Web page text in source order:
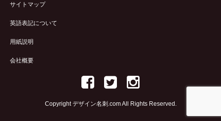
サイトマップ
英語表記について
用紙説明
会社概要
Copyright デザイン名刺.com All Rights Reserved.